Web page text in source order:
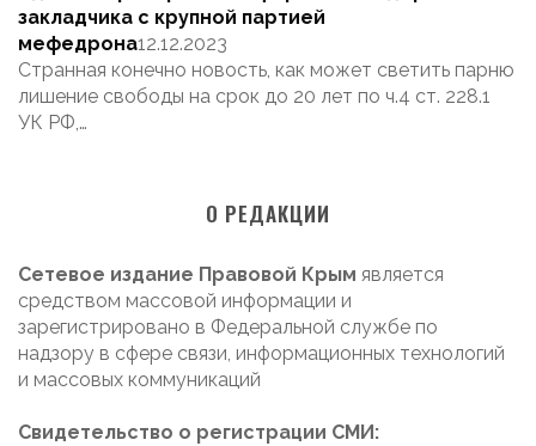
закладчика с крупной партией
мефедрона12.12.2023
Странная конечно новость, как может светить парню
лишение свободы на срок до 20 лет по ч.4 ст. 228.1
УК РФ,…
О РЕДАКЦИИ
Сетевое издание Правовой Крым является
средством массовой информации и
зарегистрировано в Федеральной службе по
надзору в сфере связи, информационных технологий
и массовых коммуникаций
Свидетельство о регистрации СМИ: